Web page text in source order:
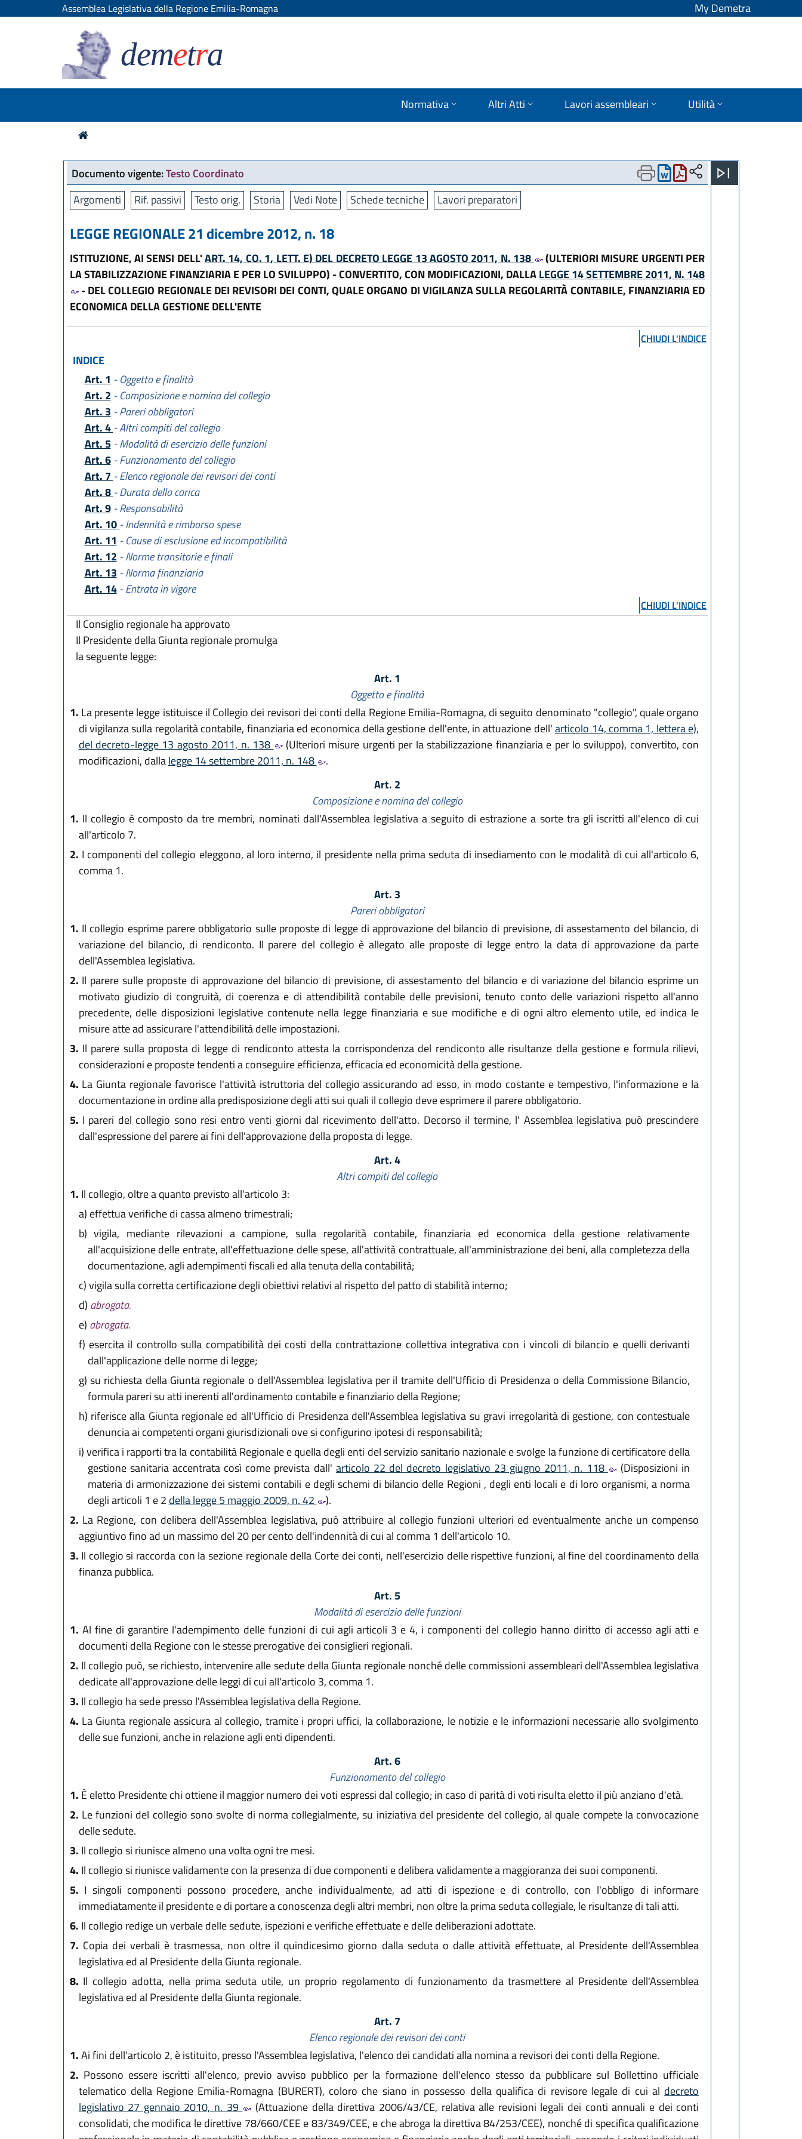
Assemblea Legislativa della Regione Emilia-Romagna My Demetra
demetra
Normativa Altri Atti Lavori assembleari Utilità
Documento vigente:Testo Coordinato
Argomenti
Rif. passivi Testo orig. Storia Vedi Note Schede tecniche Lavori preparatori
LEGGE REGIONALE 21 dicembre 2012, n. 18
ISTITUZIONE, AI SENSI DELL'ART. 14, CO. 1, LETT. E) DEL DECRETO LEGGE 13 AGOSTO 2011, N. 138
(ULTERIORI MISURE URGENTI PER
LA STABILIZZAZIONE FINANZIARIA E PER LO SVILUPPO) - CONVERTITO, CON MODIFICAZIONI, DALLALEGGE 14 SETTEMBRE 2011, N. 148
- DEL COLLEGIO REGIONALE DEI REVISORI DEI CONTI, QUALE ORGANO DI VIGILANZA SULLA REGOLARITÀ CONTABILE, FINANZIARIA ED
ECONOMICA DELLA GESTIONE DELL'ENTE
CHIUDI L'INDICE
INDICE
Art. 1 - Oggetto e finalità
Art. 2 - Composizione e nomina del collegio
Art. 3 - Pareri obbligatori
Art. 4 - Altri compiti del collegio
Art. 5- Modalità di esercizio delle funzioni
Art. 6- Funzionamento del collegio
Art. 7 - Elenco regionale dei revisori dei conti
Art. 8 - Durata della carica
Art. 9- Responsabilità
Art. 10 - Indennità e rimborso spese
Art. 11 - Cause di esclusione ed incompatibilità
Art. 12 - Norme transitorie e finali
Art. 13 - Norma finanziaria
Art. 14- Entrata in vigore
CHIUDI L'INDICE
Il Consiglio regionale ha approvato
Il Presidente della Giunta regionale promulga
la seguente legge:
Art. 1
Oggetto e finalità
1. La presente legge istituisce il Collegio dei revisori dei conti della Regione Emilia-Romagna, di seguito denominato "collegio", quale organo
di vigilanza sulla regolarità contabile, finanziaria ed economica della gestione dell'ente, in attuazione dell'articolo 14, comma 1, lettera e),
del decreto-legge 13 agosto 2011, n. 138
(Ulteriori misure urgenti per la stabilizzazione finanziaria e per lo sviluppo), convertito, con
modificazioni, dallalegge 14 settembre 2011, n. 148
.
Art. 2
Composizione e nomina del collegio
1. Il collegio è composto da tre membri, nominati dall'Assemblea legislativa a seguito di estrazione a sorte tra gli iscritti all'elenco di cui
all'articolo 7.
2. I componenti del collegio eleggono, al loro interno, il presidente nella prima seduta di insediamento con le modalità di cui all'articolo 6,
comma 1.
Art. 3
Pareri obbligatori
1. Il collegio esprime parere obbligatorio sulle proposte di legge di approvazione del bilancio di previsione, di assestamento del bilancio, di
variazione del bilancio, di rendiconto. Il parere del collegio è allegato alle proposte di legge entro la data di approvazione da parte
dell'Assemblea legislativa.
2. Il parere sulle proposte di approvazione del bilancio di previsione, di assestamento del bilancio e di variazione del bilancio esprime un
motivato giudizio di congruità, di coerenza e di attendibilità contabile delle previsioni, tenuto conto delle variazioni rispetto all'anno
precedente, delle disposizioni legislative contenute nella legge finanziaria e sue modifiche e di ogni altro elemento utile, ed indica le
misure atte ad assicurare l'attendibilità delle impostazioni.
3. Il parere sulla proposta di legge di rendiconto attesta la corrispondenza del rendiconto alle risultanze della gestione e formula rilievi,
considerazioni e proposte tendenti a conseguire efficienza, efficacia ed economicità della gestione.
4. La Giunta regionale favorisce l'attività istruttoria del collegio assicurando ad esso, in modo costante e tempestivo, l'informazione e la
documentazione in ordine alla predisposizione degli atti sui quali il collegio deve esprimere il parere obbligatorio.
5. I pareri del collegio sono resi entro venti giorni dal ricevimento dell'atto. Decorso il termine, l' Assemblea legislativa può prescindere
dall'espressione del parere ai fini dell'approvazione della proposta di legge.
Art. 4
Altri compiti del collegio
1. Il collegio, oltre a quanto previsto all'articolo 3:
a) effettua verifiche di cassa almeno trimestrali;
b) vigila, mediante rilevazioni a campione, sulla regolarità contabile, finanziaria ed economica della gestione relativamente
all'acquisizione delle entrate, all'effettuazione delle spese, all'attività contrattuale, all'amministrazione dei beni, alla completezza della
documentazione, agli adempimenti fiscali ed alla tenuta della contabilità;
c)vigila sulla corretta certificazione degli obiettivi relativi al rispetto del patto di stabilità interno;
d) abrogata.
e) abrogata.
f) esercita il controllo sulla compatibilità dei costi della contrattazione collettiva integrativa con i vincoli di bilancio e quelli derivanti
dall'applicazione delle norme di legge;
g) su richiesta della Giunta regionale o dell'Assemblea legislativa per il tramite dell'Ufficio di Presidenza o della Commissione Bilancio,
formula pareri su atti inerenti all'ordinamento contabile e finanziario della Regione;
h) riferisce alla Giunta regionale ed all'Ufficio di Presidenza dell'Assemblea legislativa su gravi irregolarità di gestione, con contestuale
denuncia ai competenti organi giurisdizionali ove si configurino ipotesi di responsabilità;
i)verifica i rapporti tra la contabilità Regionale e quella degli enti del servizio sanitario nazionale e svolge la funzione di certificatore della
gestione sanitaria accentrata così come prevista dall' articolo 22 del decreto legislativo 23 giugno 2011, n. 118
(Disposizioni in
materia di armonizzazione dei sistemi contabili e degli schemi di bilancio delle Regioni , degli enti locali e di loro organismi, a norma
degli articoli 1 e 2 della legge 5 maggio 2009, n. 42
).
2. La Regione, con delibera dell'Assemblea legislativa, può attribuire al collegio funzioni ulteriori ed eventualmente anche un compenso
aggiuntivo fino ad un massimo del 20 per cento dell'indennità di cui al comma 1 dell'articolo 10.
3. Il collegio si raccorda con la sezione regionale della Corte dei conti, nell'esercizio delle rispettive funzioni, al fine del coordinamento della
finanza pubblica.
Art. 5
Modalità di esercizio delle funzioni
1. Al fine di garantire l'adempimento delle funzioni di cui agli articoli 3 e 4, i componenti del collegio hanno diritto di accesso agli atti e
documenti della Regione con le stesse prerogative dei consiglieri regionali.
2. Il collegio può, se richiesto, intervenire alle sedute della Giunta regionale nonché delle commissioni assembleari dell'Assemblea legislativa
dedicate all'approvazione delle leggi di cui all'articolo 3, comma 1.
3. Il collegio ha sede presso l'Assemblea legislativa della Regione.
4. La Giunta regionale assicura al collegio, tramite i propri uffici, la collaborazione, le notizie e le informazioni necessarie allo svolgimento
delle sue funzioni, anche in relazione agli enti dipendenti.
Art. 6
Funzionamento del collegio
1. È eletto Presidente chi ottiene il maggior numero dei voti espressi dal collegio; in caso di parità di voti risulta eletto il più anziano d'età.
2. Le funzioni del collegio sono svolte di norma collegialmente, su iniziativa del presidente del collegio, al quale compete la convocazione
delle sedute.
3. Il collegio si riunisce almeno una volta ogni tre mesi.
4. Il collegio si riunisce validamente con la presenza di due componenti e delibera validamente a maggioranza dei suoi componenti.
5. I singoli componenti possono procedere, anche individualmente, ad atti di ispezione e di controllo, con l'obbligo di informare
immediatamente il presidente e di portare a conoscenza degli altri membri, non oltre la prima seduta collegiale, le risultanze di tali atti.
6. Il collegio redige un verbale delle sedute, ispezioni e verifiche effettuate e delle deliberazioni adottate.
7. Copia dei verbali è trasmessa, non oltre il quindicesimo giorno dalla seduta o dalle attività effettuate, al Presidente dell'Assemblea
legislativa ed al Presidente della Giunta regionale.
8. Il collegio adotta, nella prima seduta utile, un proprio regolamento di funzionamento da trasmettere al Presidente dell'Assemblea
legislativa ed al Presidente della Giunta regionale.
Art. 7
Elenco regionale dei revisori dei conti
1.Ai fini dell'articolo 2, è istituito, presso l'Assemblea legislativa, l'elenco dei candidati alla nomina a revisori dei conti della Regione.
2. Possono essere iscritti all'elenco, previo avviso pubblico per la formazione dell'elenco stesso da pubblicare sul Bollettino ufficiale
telematico della Regione Emilia-Romagna (BURERT), coloro che siano in possesso della qualifica di revisore legale di cui al decreto
legislativo 27 gennaio 2010, n. 39
(Attuazione della direttiva 2006/43/CE, relativa alle revisioni legali dei conti annuali e dei conti
consolidati, che modifica le direttive 78/660/CEE e 83/349/CEE, e che abroga la direttiva 84/253/CEE), nonché di specifica qualificazione